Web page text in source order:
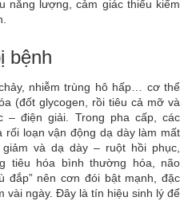
năng lượng, cảm giác thiếu kiểm
bệnh
nhiễm trùng hô hấp… cơ thể
(đốt glycogen, rồi tiêu cả mỡ và
– điện giải. Trong pha cấp, các
rối loạn vận động dạ dày làm mất
và dạ dày – ruột hồi phục,
tiêu hóa bình thường hóa, não
đắp” nên cơn đói bật mạnh, đặc
vài ngày. Đây là tín hiệu sinh lý để